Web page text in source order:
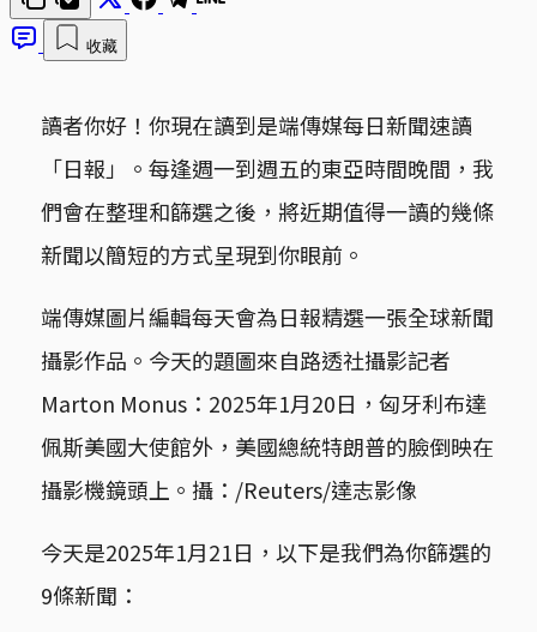
收藏
讀者你好！你現在讀到是端傳媒每日新聞速讀
「日報」。每逢週一到週五的東亞時間晚間，我
們會在整理和篩選之後，將近期值得一讀的幾條
新聞以簡短的方式呈現到你眼前。
端傳媒圖片編輯每天會為日報精選一張全球新聞
攝影作品。今天的題圖來自路透社攝影記者
Marton Monus：2025年1月20日，匈牙利布達
佩斯美國大使館外，美國總統特朗普的臉倒映在
攝影機鏡頭上。攝：/Reuters/達志影像
今天是2025年1月21日，以下是我們為你篩選的
9條新聞：